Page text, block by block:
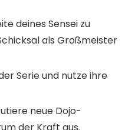
deines Sensei zu
als Großmeister
Serie und nutze ihre
neue Dojo-
der Kraft aus.